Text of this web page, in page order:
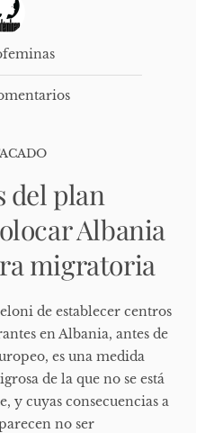
del plan
Albania
migratoria
de establecer centros
en Albania, antes de
es una medida
de la que no se está
y cuyas consecuencias a
no ser